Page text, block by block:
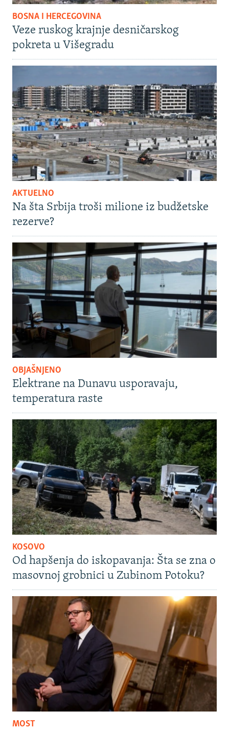
BOSNA I HERCEGOVINA
Veze ruskog krajnje desničarskog
pokreta u Višegradu
AKTUELNO
Na šta Srbija troši milione iz budžetske
rezerve?
OBJAŠNJENO
Elektrane na Dunavu usporavaju,
temperatura raste
KOSOVO
Od hapšenja do iskopavanja: Šta se zna o
masovnoj grobnici u Zubinom Potoku?
MOST